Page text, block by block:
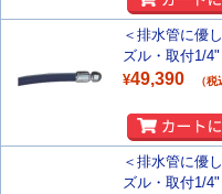
＜排水管に優
ズル・取付1/
¥49,390 （税
＜排水管に優
ズル・取付1/